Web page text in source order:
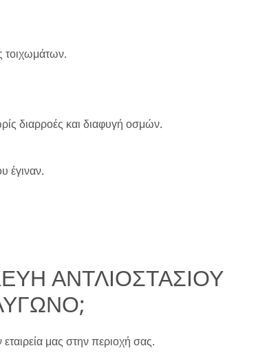
τοιχωμάτων.
διαρροές και διαφυγή οσμών.
έγιναν.
ΑΝΤΛΙΟΣΤΑΣΙΟΥ
εταιρεία μας στην περιοχή σας.